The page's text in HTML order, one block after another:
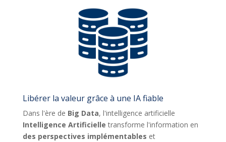
Libérer la valeur grâce à une IA fiable
Dans l'ère de Big Data, l'intelligence artificielle
Intelligence Artificielle transforme l'information en
des perspectives implémentables et